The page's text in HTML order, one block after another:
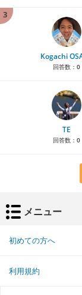
3
Kogachi
回答数： 0
TE
回答数： 0
メニュー
初めての方へ
利用規約